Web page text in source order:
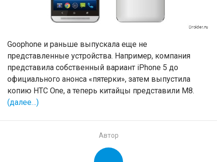
Goophone и раньше выпускала еще не
представленные устройства. Например, компания
представила собственный вариант iPhone 5 до
официального анонса «пятерки», затем выпустила
копию HTC One, а теперь китайцы представили M8.
(далее…)
Автор